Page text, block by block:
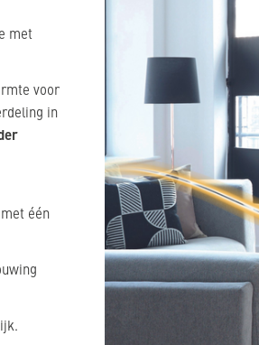
met
voor
in
één